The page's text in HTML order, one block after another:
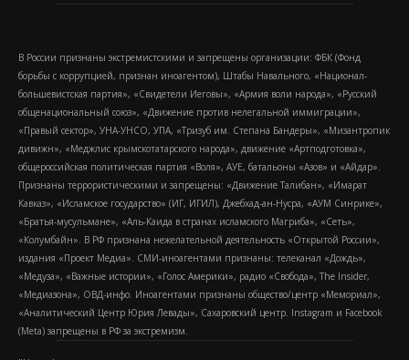
В России признаны экстремистскими и запрещены организации: ФБК (Фонд
борьбы с коррупцией, признан иноагентом), Штабы Навального, «Национал-
большевистская партия», «Свидетели Иеговы», «Армия воли народа», «Русский
общенациональный союз», «Движение против нелегальной иммиграции»,
«Правый сектор», УНА-УНСО, УПА, «Тризуб им. Степана Бандеры», «Мизантропик
дивижн», «Меджлис крымскотатарского народа», движение «Артподготовка»,
общероссийская политическая партия «Воля», АУЕ, батальоны «Азов» и «Айдар».
Признаны террористическими и запрещены: «Движение Талибан», «Имарат
Кавказ», «Исламское государство» (ИГ, ИГИЛ), Джебхад-ан-Нусра, «АУМ Синрике»,
«Братья-мусульмане», «Аль-Каида в странах исламского Магриба», «Сеть»,
«Колумбайн». В РФ признана нежелательной деятельность «Открытой России»,
издания «Проект Медиа». СМИ-иноагентами признаны: телеканал «Дождь»,
«Медуза», «Важные истории», «Голос Америки», радио «Свобода», The Insider,
«Медиазона», ОВД-инфо. Иноагентами признаны общество/центр «Мемориал»,
«Аналитический Центр Юрия Левады», Сахаровский центр. Instagram и Facebook
(Metа) запрещены в РФ за экстремизм.